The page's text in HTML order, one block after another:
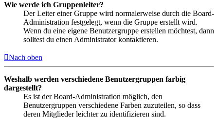
Wie werde ich Gruppenleiter?
Der Leiter einer Gruppe wird normalerweise durch die Board-
Administration festgelegt, wenn die Gruppe erstellt wird.
Wenn du eine eigene Benutzergruppe erstellen möchtest, dann
solltest du einen Administrator kontaktieren.
Nach oben
Weshalb werden verschiedene Benutzergruppen farbig
dargestellt?
Es ist der Board-Administration möglich, den
Benutzergruppen verschiedene Farben zuzuteilen, so dass
deren Mitglieder leichter zu identifizieren sind.